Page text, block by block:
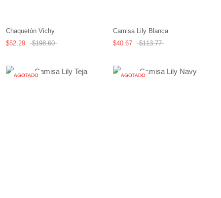
Chaquetón Vichy
$52.29
$198.60
Camisa Lily Blanca
$40.67
$113.77
AGOTADO AGOTADO